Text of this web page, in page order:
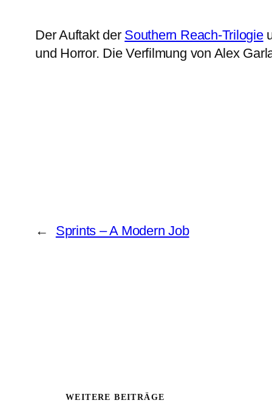
Der Auftakt der Southern Reach-Trilogie
und Horror. Die Verfilmung von Alex
← Sprints – A Modern Job
WEITERE BEITRÄGE